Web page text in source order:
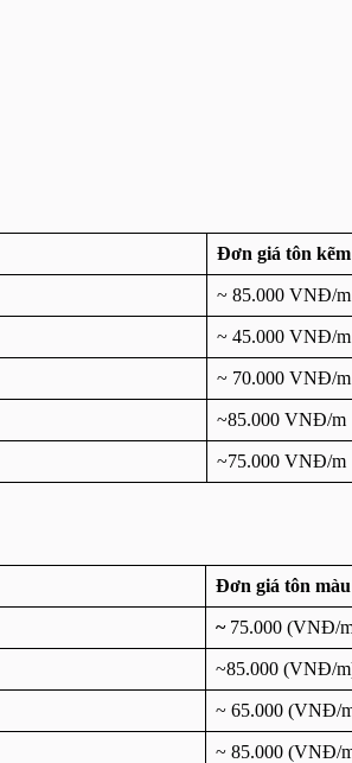
Đơn giá tôn
~ 85.000 VNĐ/m
~ 45.000 VNĐ/m
~ 70.000 VNĐ/m
~85.000 VNĐ/m
~75.000 VNĐ/m
Đơn giá tôn
~ 75.000 (VNĐ/
~85.000 (VNĐ/
~ 65.000 (VNĐ/
~ 85.000 (VNĐ/